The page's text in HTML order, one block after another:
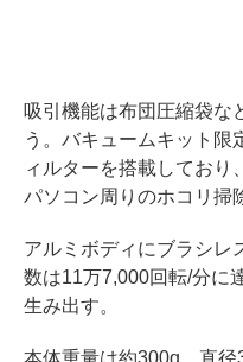
吸引機能は布団圧縮袋な
う。バキュームキット限
ィルターを搭載しており
パソコン周りのホコリ掃
アルミボディにブラシレ
数は11万7,000回転/分に
生み出す。